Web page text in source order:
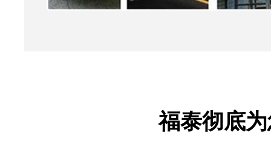
福泰彻底